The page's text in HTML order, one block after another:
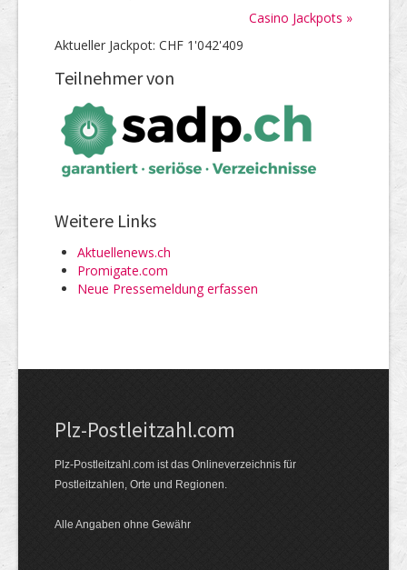
Casino Jackpots »
Aktueller Jackpot: CHF 1'042'409
Teilnehmer von
Weitere Links
Aktuellenews.ch
Promigate.com
Neue Pressemeldung erfassen
Plz-Postleitzahl.com
Plz-Postleitzahl.com ist das Onlineverzeichnis für
Postleitzahlen, Orte und Regionen.
Alle Angaben ohne Gewähr